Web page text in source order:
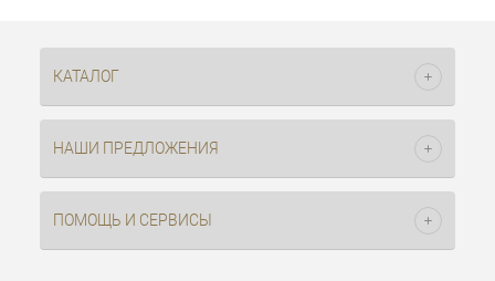
КАТАЛОГ
НАШИ ПРЕДЛОЖЕНИЯ
ПОМОЩЬ И СЕРВИСЫ